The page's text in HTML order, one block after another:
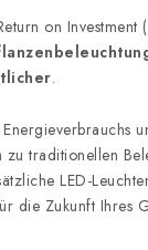
on Investment
.
traditionellen
LED-
die Zukunft Ihres